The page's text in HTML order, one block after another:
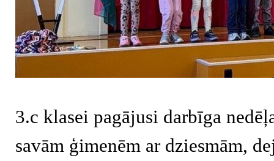
3.c klasei pagājusi darbīga
savām ģimenēm ar dziesmām,